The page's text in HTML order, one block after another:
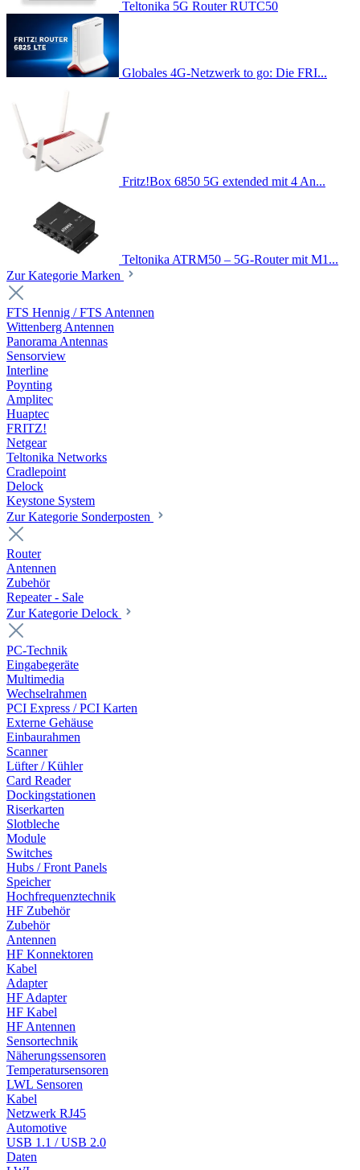
Teltonika 5G Router RUTC50
Globales 4G-Netzwerk to go: Die FRI...
Fritz!Box 6850 5G extended mit 4 An...
Teltonika ATRM50 – 5G-Router mit M1...
Zur Kategorie Marken
FTS Hennig / FTS Antennen
Wittenberg Antennen
Panorama Antennas
Sensorview
Interline
Poynting
Amplitec
Huaptec
FRITZ!
Netgear
Teltonika Networks
Cradlepoint
Delock
Keystone System
Zur Kategorie Sonderposten
Router
Antennen
Zubehör
Repeater - Sale
Zur Kategorie Delock
PC-Technik
Eingabegeräte
Multimedia
Wechselrahmen
PCI Express / PCI Karten
Externe Gehäuse
Einbaurahmen
Scanner
Lüfter / Kühler
Card Reader
Dockingstationen
Riserkarten
Slotbleche
Module
Switches
Hubs / Front Panels
Speicher
Hochfrequenztechnik
HF Zubehör
Zubehör
Antennen
HF Konnektoren
Kabel
Adapter
HF Adapter
HF Kabel
HF Antennen
Sensortechnik
Näherungssensoren
Temperatursensoren
LWL Sensoren
Kabel
Netzwerk RJ45
Automotive
USB 1.1 / USB 2.0
Daten